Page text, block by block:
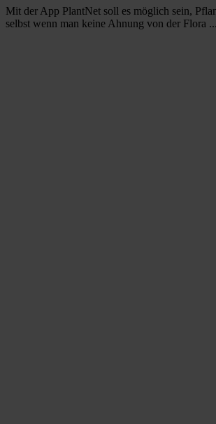
Mit der App PlantNet soll es möglich sein,
selbst wenn man keine Ahnung von der Flora ...